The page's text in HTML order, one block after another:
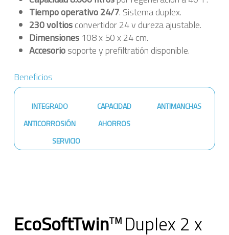
Tiempo operativo 24/7. Sistema duplex.
230 voltiosconvertidor 24 v dureza ajustable.
Dimensiones108 x 50 x 24 cm.
Accesoriosoporte y prefiltratión disponible.
Beneficios
INTEGRADO CAPACIDAD
ANTIMANCHAS
ANTICORROSIÓN
AHORROS
SERVICIO
EcoSoftTwinTM Duplex 2 x